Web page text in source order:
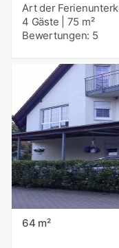
Art der
4 Gäste
75 m²
Bewertungen: 5
64 m²